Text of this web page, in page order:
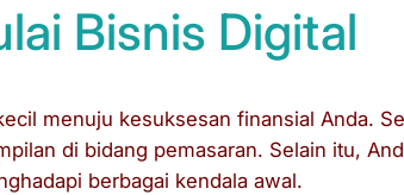
Bisnis Digital
menuju kesuksesan finansial Anda.
di bidang pemasaran. Selain itu,
berbagai kendala awal.